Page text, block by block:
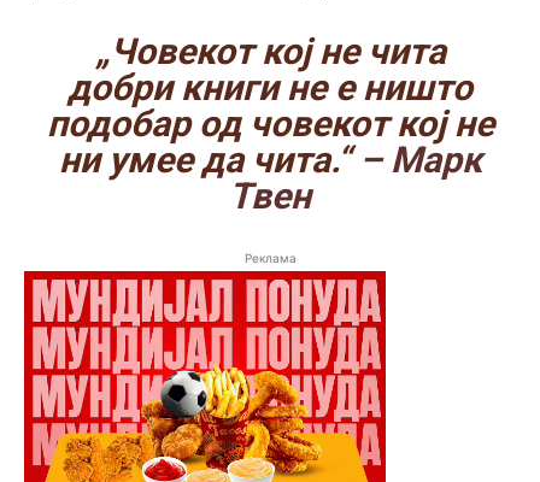
„Човекот кој не чита
добри книги не е ништо
подобар од човекот кој не
ни умее да чита.“– Марк
Твен
Реклама